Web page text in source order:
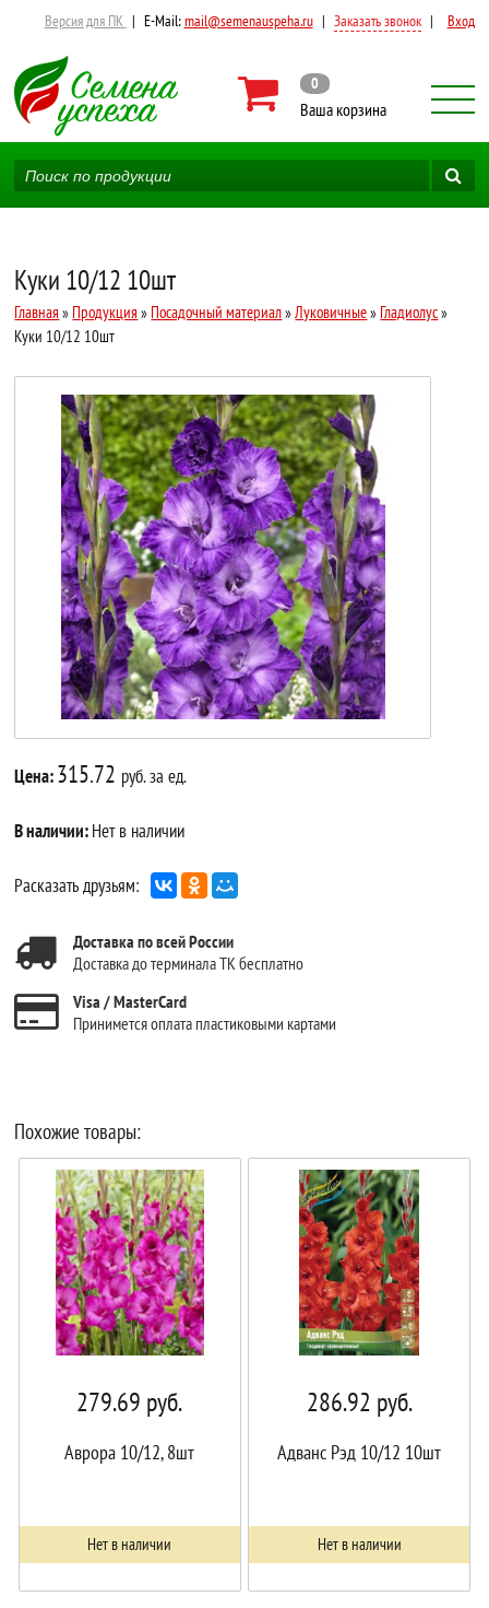
Версия для ПК | E-Mail:mail@semenauspeha.ru | Заказать звонок | Вход
0
Ваша корзина
Куки 10/12 10шт
Главная » Продукция » Посадочный материал» Луковичные» Гладиолус»
Куки 10/12 10шт
Цена:315.72 руб. за ед.
В наличии:Нет в наличии
Расказать друзьям:
Доставка по всей России
Доставка до терминала ТК бесплатно
Visa / MasterCard
Принимется оплата пластиковыми картами
Похожие товары:
279.69 руб.
Аврора 10/12, 8шт
Нет в наличии
286.92 руб.
Адванс Рэд 10/12 10шт
Нет в наличии